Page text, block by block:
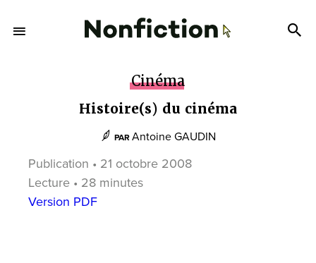
Cinéma
Histoire(s) du cinéma
PAR Antoine GAUDIN
Publication • 21 octobre 2008
Lecture • 28 minutes
Version PDF